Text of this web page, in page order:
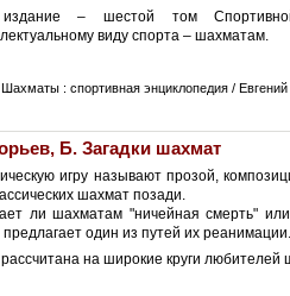
– шестой том
виду спорта – шахматам.
Шахматы : спортивная энциклопедия /
Б. Загадки шахмат
игру называют прозой,
шахмат позади.
ли шахматам "ничейная смерть"
предлагает один из путей их реанимации.
рассчитана на широкие круги любителей